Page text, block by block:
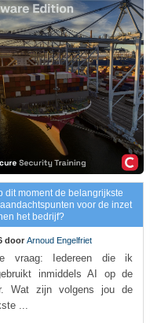
dit moment de belangrijkste
voor de inzet
het bedrijf?
door Arnoud Engelfriet
vraag: Iedereen die ik
inmiddels AI op de
Wat zijn volgens jou de
...